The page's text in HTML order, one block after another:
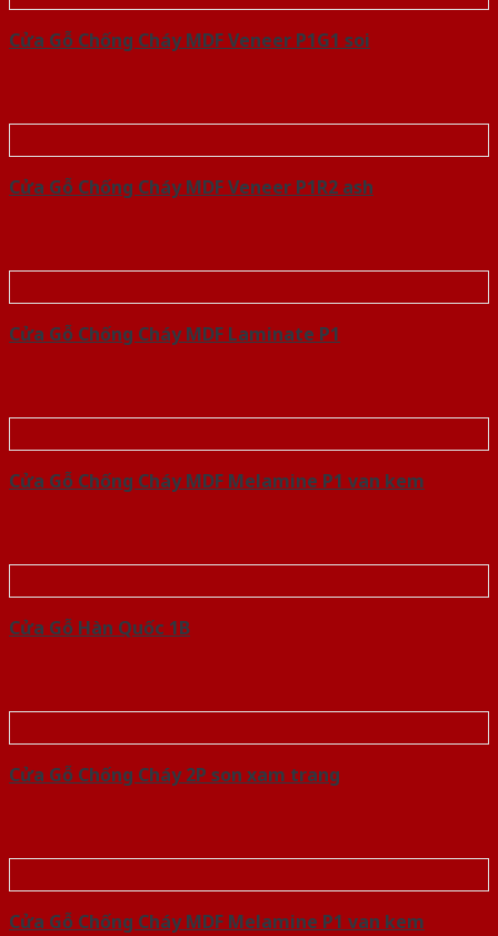
Cửa Gỗ Chống Cháy MDF Veneer P1G1 soi
Cửa Gỗ Chống Cháy MDF Veneer P1R2 ash
Cửa Gỗ Chống Cháy MDF Laminate P1
Cửa Gỗ Chống Cháy MDF Melamine P1 van kem
Cửa Gỗ Hàn Quốc 1B
Cửa Gỗ Chống Cháy 2P son xam trang
Cửa Gỗ Chống Cháy MDF Melamine P1 van kem